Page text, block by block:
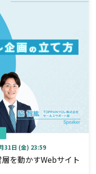
31日 (金) 23:59
を動かすWebサイト